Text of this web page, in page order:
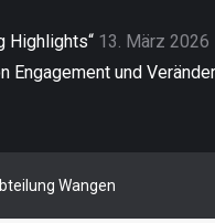
Highlights“ 13. März 2026
Engagement und
Wangen